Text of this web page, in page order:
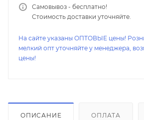
Самовывоз - бесплатно!
Стоимость доставки уточняйте.
На сайте указаны ОПТОВЫЕ цены!
мелкий опт уточняйте у менеджера,
цены!
ОПИСАНИЕ ОПЛАТА